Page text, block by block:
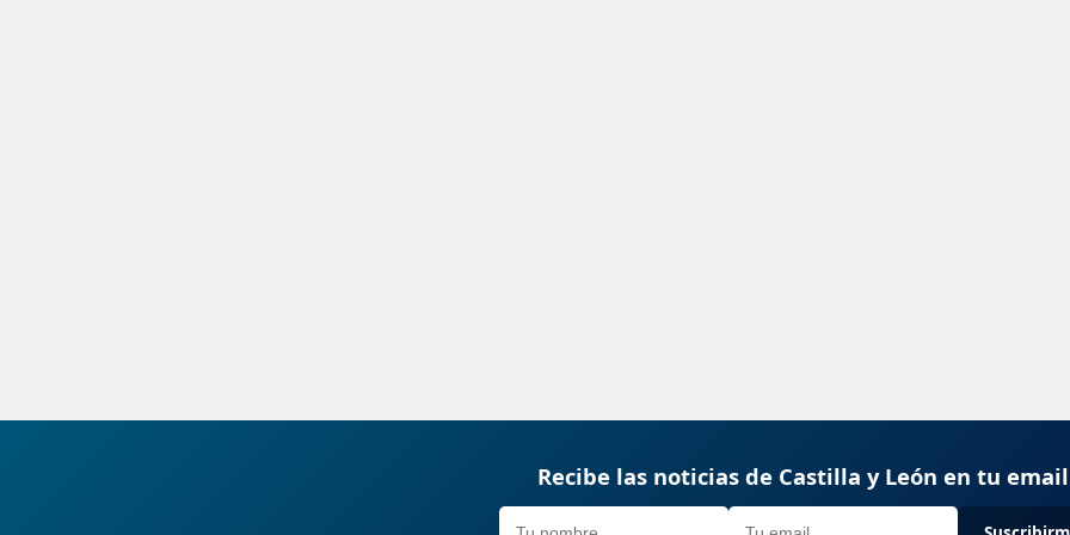
Recibe las noticias de Castilla y León en tu email